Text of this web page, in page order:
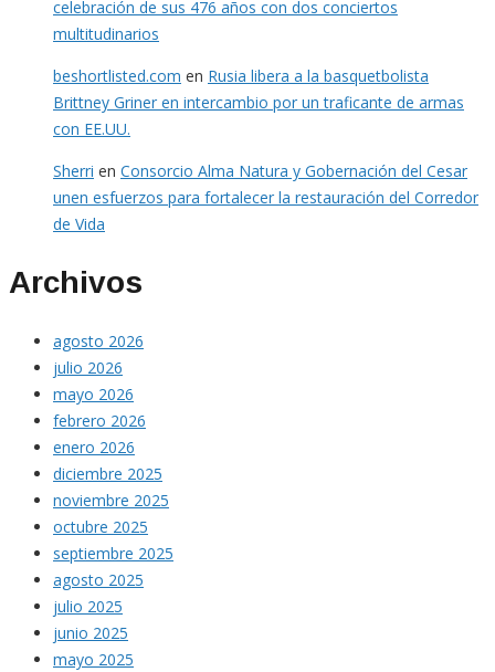
celebración de sus 476 años con dos conciertos
multitudinarios
beshortlisted.com en Rusia libera a la basquetbolista
Brittney Griner en intercambio por un traficante de armas
con EE.UU.
Sherri en Consorcio Alma Natura y Gobernación del Cesar
unen esfuerzos para fortalecer la restauración del Corredor
de Vida
Archivos
agosto 2026
julio 2026
mayo 2026
febrero 2026
enero 2026
diciembre 2025
noviembre 2025
octubre 2025
septiembre 2025
agosto 2025
julio 2025
junio 2025
mayo 2025